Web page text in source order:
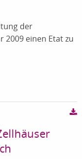
der
einen Etat zu